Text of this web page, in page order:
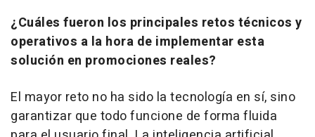
¿Cuáles fueron los principales retos técnicos y
operativos a la hora de implementar esta
solución en promociones reales?
El mayor reto no ha sido la tecnología en sí, sino
garantizar que todo funcione de forma fluida